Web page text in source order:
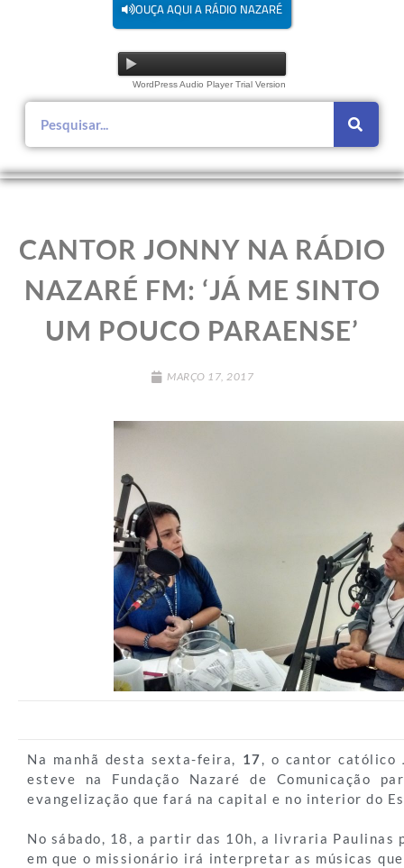
OUÇA AQUI A RÁDIO NAZARÉ
WordPress Audio Player Trial Version
CANTOR JONNY NA RÁDIO
NAZARÉ FM: ‘JÁ ME SINTO
UM POUCO PARAENSE’
MARÇO 17, 2017
Na manhã desta sexta-feira, 17, o cantor católico
esteve na Fundação Nazaré de Comunicação
evangelização que fará na capital e no interior do
No sábado, 18, a partir das 10h, a livraria Paulinas
em que o missionário irá interpretar as músicas